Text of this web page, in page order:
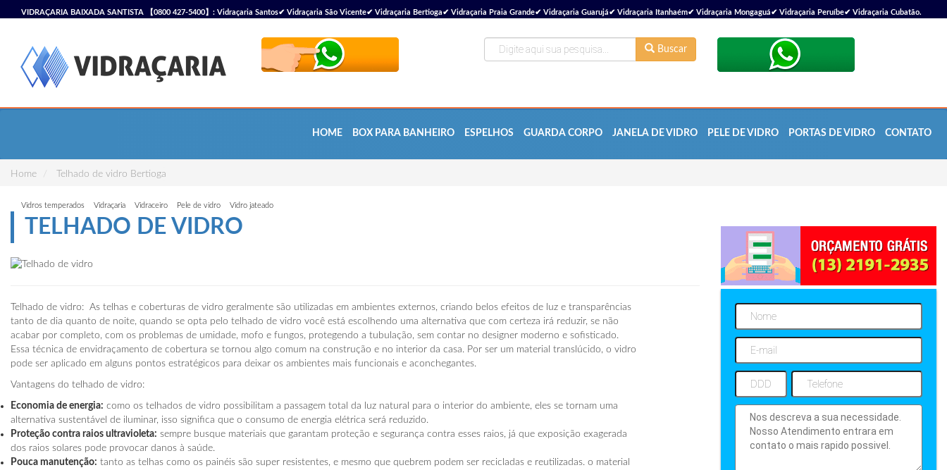
VIDRAÇARIA BAIXADA SANTISTA 【0800 427-5400】: Vidraçaria Santos✔ Vidraçaria São Vicente✔ Vidraçaria Bertioga✔ Vidraçaria Praia Grande✔ Vidraçaria Guarujá✔ Vidraçaria Itanhaém✔ Vidraçaria Mongaguá✔ Vidraçaria Peruíbe✔ Vidraçaria Cubatão.
Buscar
HOME BOX PARA BANHEIRO ESPELHOS GUARDA CORPO JANELA DE VIDRO PELE DE VIDRO PORTAS DE VIDRO CONTATO
Home Telhado de vidro Bertioga
Vidros temperados Vidraçaria Vidraceiro Pele de vidro Vidro jateado
TELHADO DE VIDRO
Telhado de vidro: As telhas e coberturas de vidro geralmente são utilizadas em ambientes externos, criando belos efeitos de luz e transparências
tanto de dia quanto de noite, quando se opta pelo telhado de vidro você está escolhendo uma alternativa que com certeza irá reduzir, se não
acabar por completo, com os problemas de umidade, mofo e fungos, protegendo a tubulação, sem contar no designer moderno e sofisticado.
Essa técnica de envidraçamento de cobertura se tornou algo comum na construção e no interior da casa. Por ser um material translúcido, o vidro
pode ser aplicado em alguns pontos estratégicos para deixar os ambientes mais funcionais e aconchegantes.
Vantagens do telhado de vidro:
Economia de energia: como os telhados de vidro possibilitam a passagem total da luz natural para o interior do ambiente, eles se tornam uma
alternativa sustentável de iluminar, isso significa que o consumo de energia elétrica será reduzido.
Proteção contra raios ultravioleta: sempre busque materiais que garantam proteção e segurança contra esses raios, já que exposição exagerada
dos raios solares pode provocar danos à saúde.
Pouca manutenção: tanto as telhas como os painéis são super resistentes, e mesmo que quebrem podem ser recicladas e reutilizadas. o material